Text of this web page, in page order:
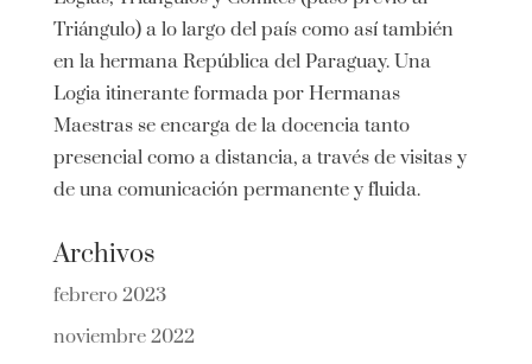
Triángulo) a lo largo del país como así también
en la hermana República del Paraguay. Una
Logia itinerante formada por Hermanas
Maestras se encarga de la docencia tanto
presencial como a distancia, a través de visitas y
de una comunicación permanente y fluida.
Archivos
febrero 2023
noviembre 2022